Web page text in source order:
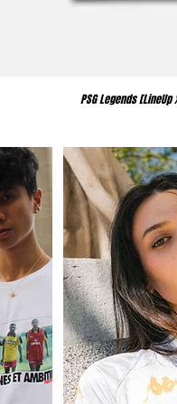
PSG Legends [LineUp